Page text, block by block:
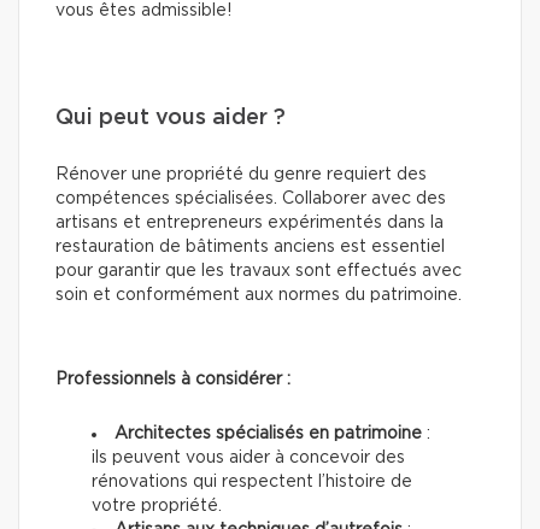
vous êtes admissible!
Qui peut vous aider ?
Rénover une propriété du genre requiert des
compétences spécialisées. Collaborer avec des
artisans et entrepreneurs expérimentés dans la
restauration de bâtiments anciens est essentiel
pour garantir que les travaux sont effectués avec
soin et conformément aux normes du patrimoine.
Professionnels à considérer :
Architectes spécialisés en patrimoine :
ils peuvent vous aider à concevoir des
rénovations qui respectent l’histoire de
votre propriété.